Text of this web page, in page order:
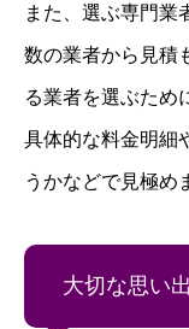
また、選ぶ専門業
数の業者から見積
る業者を選ぶため
具体的な料金明細
うかなどで見極め
大切な思い